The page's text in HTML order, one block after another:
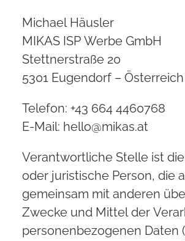
Michael Häusler
MIKAS ISP Werbe GmbH
Stettnerstraße 20
5301 Eugendorf – Österreich
Telefon: +43 664 4460768
E-Mail: hello@mikas.at
Verantwortliche Stelle ist
oder juristische Person, die
gemeinsam mit anderen
Zwecke und Mittel der
personenbezogenen Daten